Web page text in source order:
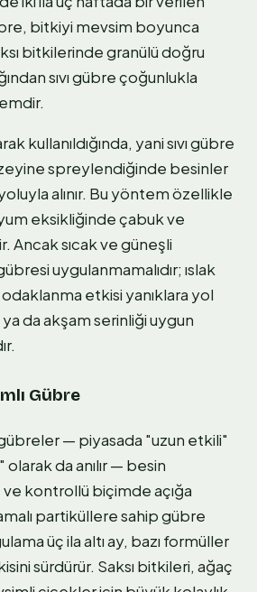
bitkiyi mevsim boyunca
bitkilerinde granülü doğru
sıvı gübre çoğunlukla
kullanıldığında, yani sıvı gübre
spreylendiğinde besinler
alınır. Bu yöntem özellikle
eksikliğinde çabuk ve
Ancak sıcak ve güneşli
uygulanmamalıdır; ıslak
etkisi yanıklara yol
da akşam serinliği uygun
Gübre
gübreler — piyasada "uzun etkili"
olarak da anılır — besin
kontrollü biçimde açığa
partiküllere sahip gübre
üç ila altı ay, bazı formüller
sürdürür. Saksı bitkileri, ağaç